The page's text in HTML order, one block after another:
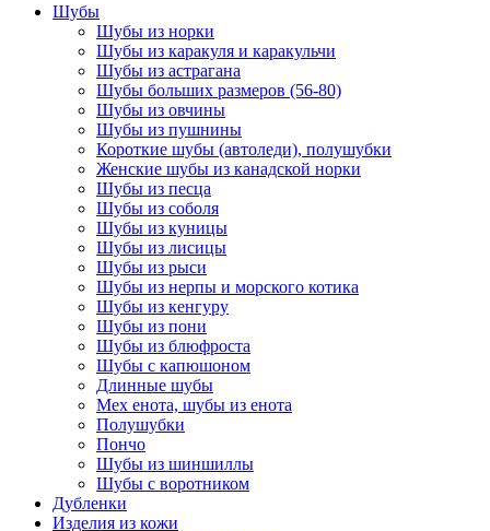
Шубы
Шубы из норки
Шубы из каракуля и каракульчи
Шубы из астрагана
Шубы больших размеров (56-80)
Шубы из овчины
Шубы из пушнины
Короткие шубы (автоледи), полушубки
Женские шубы из канадской норки
Шубы из песца
Шубы из соболя
Шубы из куницы
Шубы из лисицы
Шубы из рыси
Шубы из нерпы и морского котика
Шубы из кенгуру
Шубы из пони
Шубы из блюфроста
Шубы с капюшоном
Длинные шубы
Мех енота, шубы из енота
Полушубки
Пончо
Шубы из шиншиллы
Шубы с воротником
Дубленки
Изделия из кожи